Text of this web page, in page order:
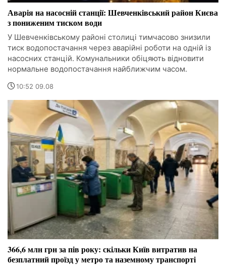
Аварія на насосній станції: Шевченківський район Києва
з пониженим тиском води
У Шевченківському районі столиці тимчасово знизили
тиск водопостачання через аварійні роботи на одній із
насосних станцій. Комунальники обіцяють відновити
нормальне водопостачання найближчим часом.
10:52 09.08
366,6 млн грн за пів року: скільки Київ витратив на
безплатний проїзд у метро та наземному транспорті